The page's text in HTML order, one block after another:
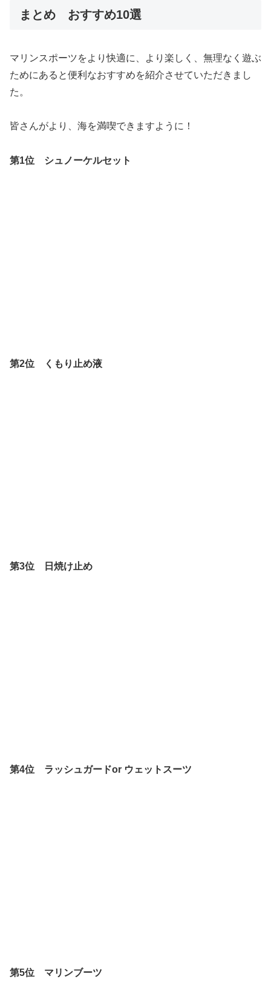
まとめ おすすめ10選
マリンスポーツをより快適に、より楽しく、無理なく遊ぶ
ためにあると便利なおすすめを紹介させていただきまし
た。
皆さんがより、海を満喫できますように！
第1位 シュノーケルセット
第2位 くもり止め液
第3位 日焼け止め
第4位 ラッシュガードor ウェットスーツ
第5位 マリンブーツ